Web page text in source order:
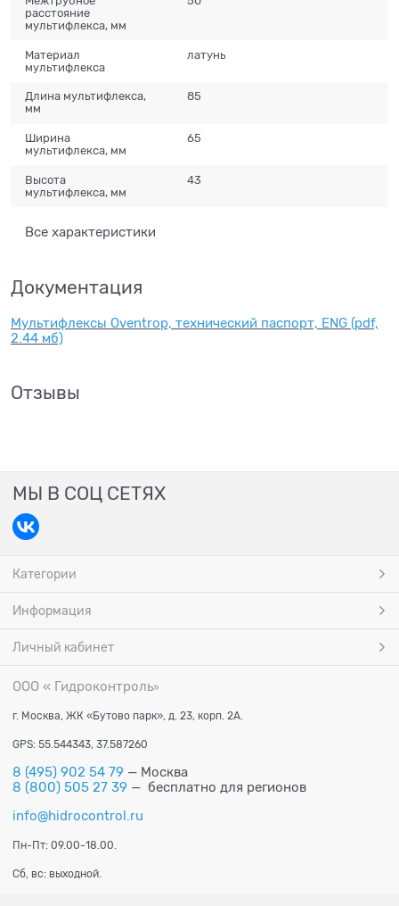
расстояние
мультифлекса, мм
Материал
мультифлекса
латунь
Длина мультифлекса,
мм
85
Ширина
мультифлекса, мм
65
Высота
мультифлекса, мм
43
Все характеристики
Документация
Мультифлексы Oventrop, технический паспорт, ENG (pdf,
2.44 мб)
Отзывы
МЫ В СОЦ СЕТЯХ
Категории
Информация
Личный кабинет
ООО « Гидроконтроль»
г. Москва, ЖК «Бутово парк», д. 23, корп. 2А.
GPS: 55.544343, 37.587260
8 (495) 902 54 79 — Москва
8 (800) 505 27 39 — бесплатно для регионов
info@hidrocontrol.ru
Пн-Пт: 09.00-18.00.
Сб, вс: выходной.